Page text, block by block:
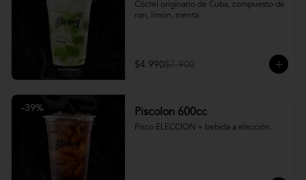
Cóctel originario de Cuba, compuesto de
ron, limón, menta
$4.990$7.900
-39% Piscolon 600cc
Pisco ELECCION + bebida a elección.